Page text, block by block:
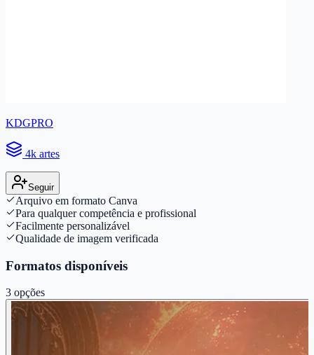
KDGPRO
4k artes
Seguir
Arquivo em formato Canva
Para qualquer competência e profissional
Facilmente personalizável
Qualidade de imagem verificada
Formatos disponíveis
3 opções